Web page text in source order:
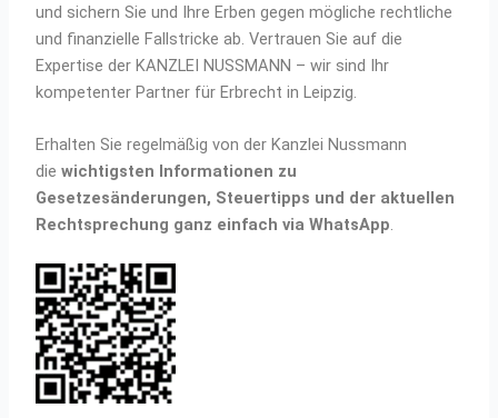
und sichern Sie und Ihre Erben gegen mögliche rechtliche
und finanzielle Fallstricke ab. Vertrauen Sie auf die
Expertise der KANZLEI NUSSMANN – wir sind Ihr
kompetenter Partner für Erbrecht in Leipzig.
Erhalten Sie regelmäßig von der Kanzlei Nussmann
diewichtigsten Informationen zu
Gesetzesänderungen, Steuertipps und der aktuellen
Rechtsprechung ganz einfach via WhatsApp.